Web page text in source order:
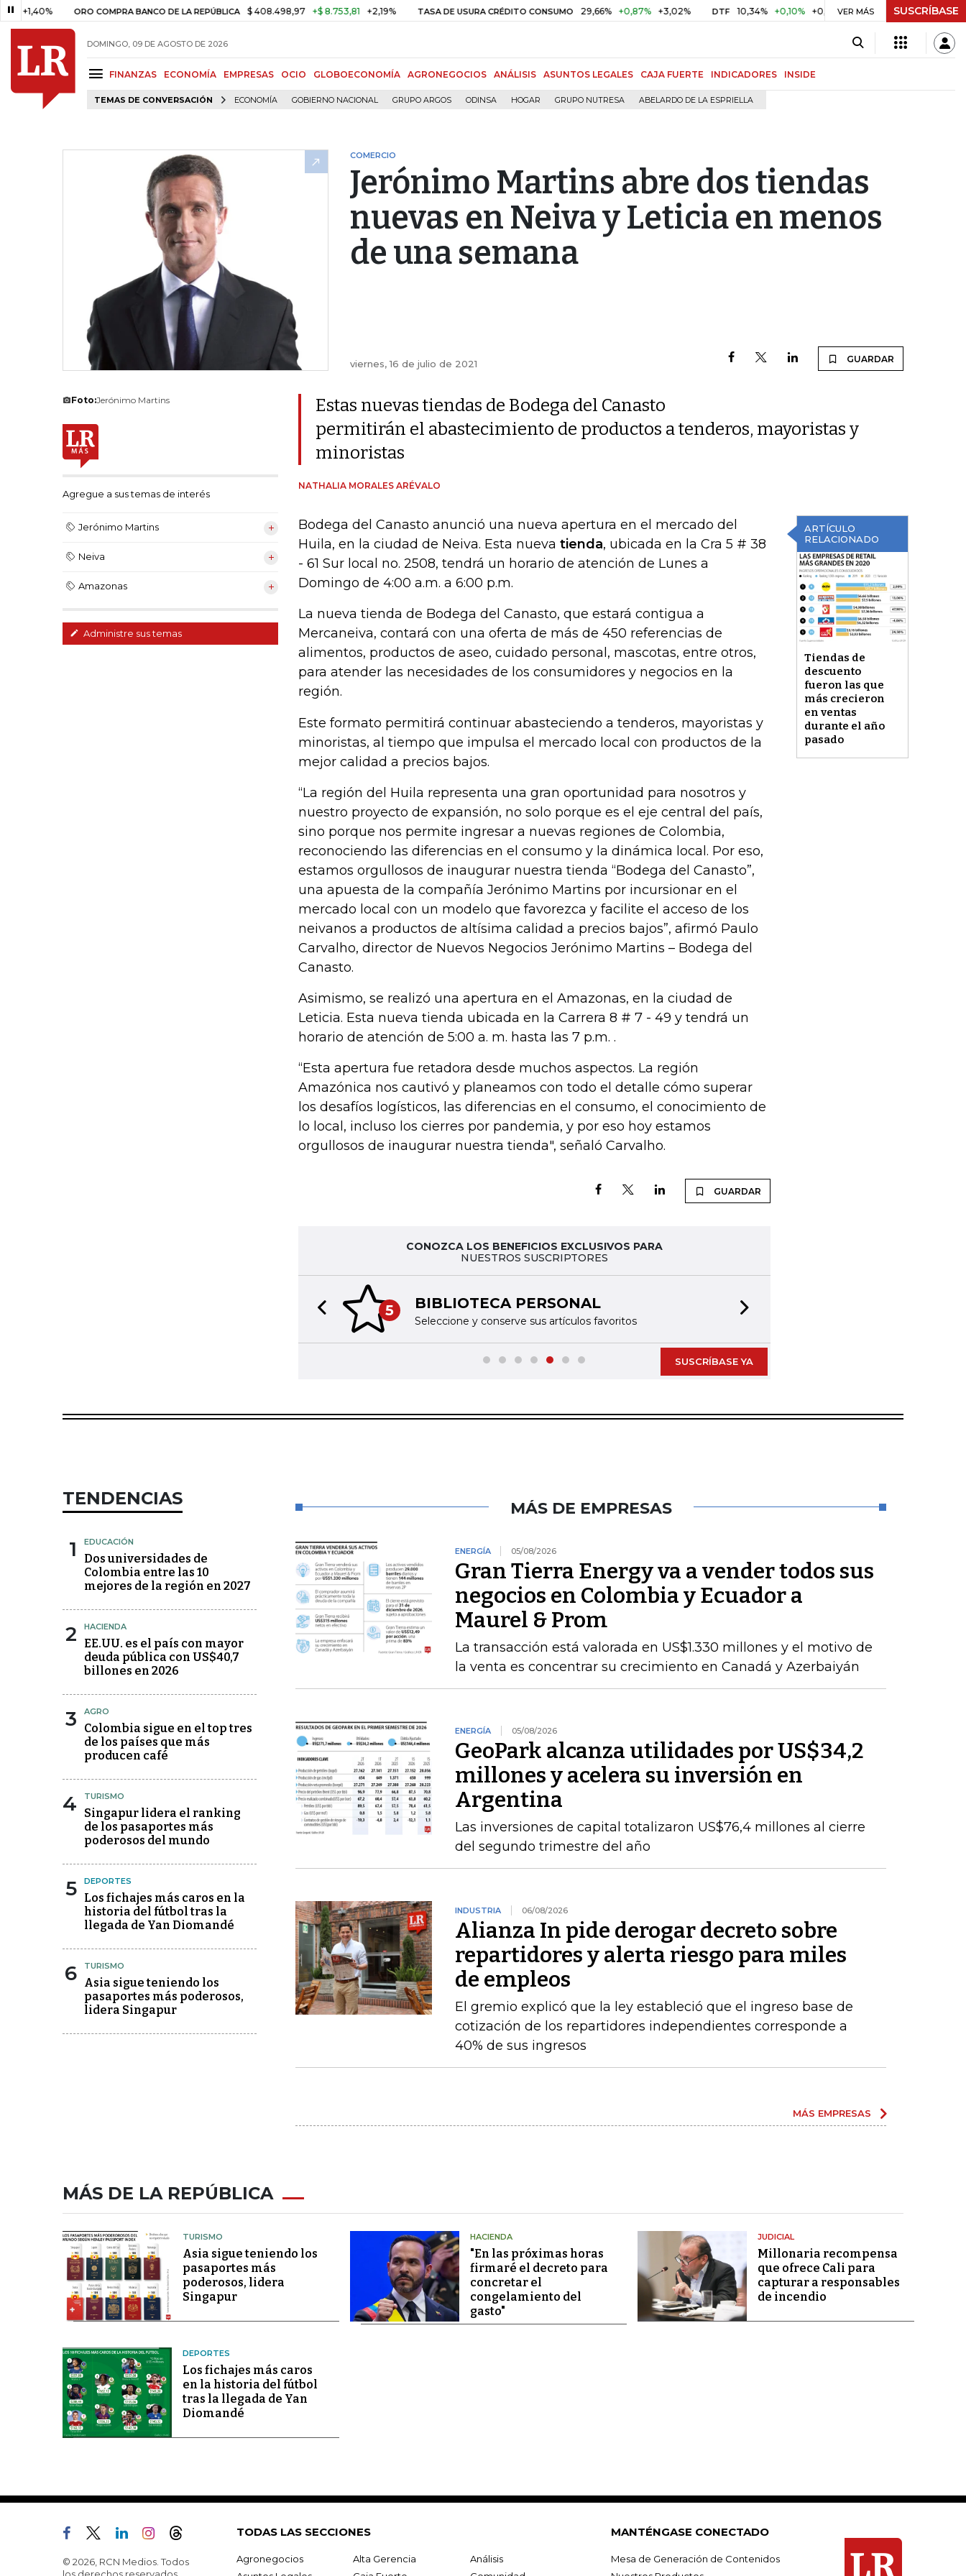
ORO COMPRA BANCO DE LA REPÚBLICA $ 408.498,97 +$ 8.753,81 +2,19% TASA DE USURA CRÉDITO CONSUMO 29,66% +0,87% +3,02% DTF 10,34% +0,10% +0,98% UVR $ 417,01 +$ 0,05 +0,01%
VER MÁS SUSCRÍBASE
DOMINGO, 09 DE AGOSTO DE 2026
FINANZAS ECONOMÍA EMPRESAS OCIO GLOBOECONOMÍA AGRONEGOCIOS ANÁLISIS ASUNTOS LEGALES CAJA FUERTE INDICADORES INSIDE
TEMAS DE CONVERSACIÓN ECONOMÍA GOBIERNO NACIONAL GRUPO ARGOS ODINSA HOGAR GRUPO NUTRESA ABELARDO DE LA ESPRIELLA
COMERCIO
Jerónimo Martins abre dos tiendas
nuevas en Neiva y Leticia en menos
de una semana
viernes, 16 de julio de 2021 GUARDAR
Foto:Jerónimo Martins
Agregue a sus temas de interés
Jerónimo Martins
Neiva
Amazonas
Administre sus temas
Estas nuevas tiendas de Bodega del Canasto
permitirán el abastecimiento de productos a tenderos, mayoristas y
minoristas
NATHALIA MORALES ARÉVALO
ARTÍCULO
RELACIONADO
Tiendas de
descuento
fueron las que
más crecieron
en ventas
durante el año
pasado
Bodega del Canasto anunció una nueva apertura en el mercado del
Huila, en la ciudad de Neiva. Esta nueva tienda, ubicada en la Cra 5 # 38
- 61 Sur local no. 2508, tendrá un horario de atención de Lunes a
Domingo de 4:00 a.m. a 6:00 p.m.
La nueva tienda de Bodega del Canasto, que estará contigua a
Mercaneiva, contará con una oferta de más de 450 referencias de
alimentos, productos de aseo, cuidado personal, mascotas, entre otros,
para atender las necesidades de los consumidores y negocios en la
región.
Este formato permitirá continuar abasteciendo a tenderos, mayoristas y
minoristas, al tiempo que impulsa el mercado local con productos de la
mejor calidad a precios bajos.
“La región del Huila representa una gran oportunidad para nosotros y
nuestro proyecto de expansión, no solo porque es el eje central del país,
sino porque nos permite ingresar a nuevas regiones de Colombia,
reconociendo las diferencias en el consumo y la dinámica local. Por eso,
estamos orgullosos de inaugurar nuestra tienda “Bodega del Canasto”,
una apuesta de la compañía Jerónimo Martins por incursionar en el
mercado local con un modelo que favorezca y facilite el acceso de los
neivanos a productos de altísima calidad a precios bajos”, afirmó Paulo
Carvalho, director de Nuevos Negocios Jerónimo Martins – Bodega del
Canasto.
Asimismo, se realizó una apertura en el Amazonas, en la ciudad de
Leticia. Esta nueva tienda ubicada en la Carrera 8 # 7 - 49 y tendrá un
horario de atención de 5:00 a. m. hasta las 7 p.m. .
“Esta apertura fue retadora desde muchos aspectos. La región
Amazónica nos cautivó y planeamos con todo el detalle cómo superar
los desafíos logísticos, las diferencias en el consumo, el conocimiento de
lo local, incluso los cierres por pandemia, y por eso hoy estamos
orgullosos de inaugurar nuestra tienda", señaló Carvalho.
GUARDAR
CONOZCA LOS BENEFICIOS EXCLUSIVOS PARA
NUESTROS SUSCRIPTORES
5 BIBLIOTECA PERSONAL
Seleccione y conserve sus artículos favoritos
Previous slide
SUSCRÍBASE YA
TENDENCIAS
1 EDUCACIÓN
Dos universidades de
Colombia entre las 10
mejores de la región en 2027
2 HACIENDA
EE.UU. es el país con mayor
deuda pública con US$40,7
billones en 2026
3 AGRO
Colombia sigue en el top tres
de los países que más
producen café
4 TURISMO
Singapur lidera el ranking
de los pasaportes más
poderosos del mundo
5 DEPORTES
Los fichajes más caros en la
historia del fútbol tras la
llegada de Yan Diomandé
6 TURISMO
Asia sigue teniendo los
pasaportes más poderosos,
lidera Singapur
MÁS DE EMPRESAS
ENERGÍA 05/08/2026
Gran Tierra Energy va a vender todos sus
negocios en Colombia y Ecuador a
Maurel & Prom
La transacción está valorada en US$1.330 millones y el motivo de
la venta es concentrar su crecimiento en Canadá y Azerbaiyán
ENERGÍA 05/08/2026
GeoPark alcanza utilidades por US$34,2
millones y acelera su inversión en
Argentina
Las inversiones de capital totalizaron US$76,4 millones al cierre
del segundo trimestre del año
INDUSTRIA 06/08/2026
Alianza In pide derogar decreto sobre
repartidores y alerta riesgo para miles
de empleos
El gremio explicó que la ley estableció que el ingreso base de
cotización de los repartidores independientes corresponde a
40% de sus ingresos
MÁS EMPRESAS
MÁS DE LA REPÚBLICA
TURISMO
Asia sigue teniendo los
pasaportes más
poderosos, lidera
Singapur
HACIENDA
"En las próximas horas
firmaré el decreto para
concretar el
congelamiento del
gasto"
JUDICIAL
Millonaria recompensa
que ofrece Cali para
capturar a responsables
de incendio
DEPORTES
Los fichajes más caros
en la historia del fútbol
tras la llegada de Yan
Diomandé
© 2026, RCN Medios. Todos
TODAS LAS SECCIONES
Agronegocios Alta Gerencia
Análisis
MANTÉNGASE CONECTADO
Mesa de Generación de Contenidos